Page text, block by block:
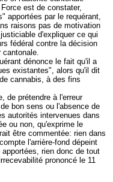
Force est de constater,
apportées par le requérant,
raisons pas de motivation
d'expliquer ce qui
fédéral contre la décision
cantonale.
dénonce le fait qu'il a
existantes", alors qu'il dit
cannabis, à des fins
de prétendre à l'erreur
bon sens ou l'absence de
autorités intervenues dans
ou non, qu'exprime le
être commentée: rien dans
l'arrière-fond dépeint
rien donc de tout
prononcé le 11